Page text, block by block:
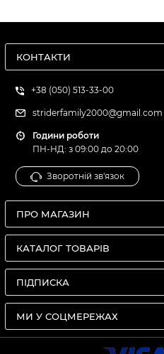
КОНТАКТИ
+38 (050) 513-33-00
striderfamily2000@gmail.com
Години роботи
ПН-НД: з 09:00 до 20:00
Зворотній зв'язок
ПРО МАГАЗИН
КАТАЛОГ ТОВАРІВ
ПІДПИСКА
МИ У СОЦМЕРЕЖАХ